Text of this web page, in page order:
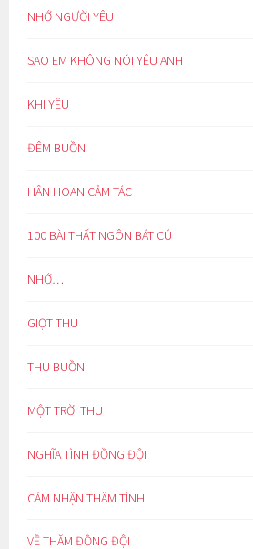
NHỚ NGƯỜI YÊU
SAO EM KHÔNG NÓI YÊU ANH
KHI YÊU
ĐÊM BUỒN
HÂN HOAN CẢM TÁC
100 BÀI THẤT NGÔN BÁT CÚ
NHỚ…
GIỌT THU
THU BUỒN
MỘT TRỜI THU
NGHĨA TÌNH ĐỒNG ĐỘI
CẢM NHẬN THÂM TÌNH
VỀ THĂM ĐỒNG ĐỘI